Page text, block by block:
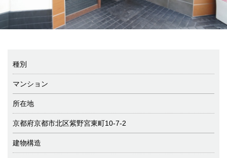
種別
マンション
所在地
京都府京都市北区紫野宮東町10-7-2
建物構造